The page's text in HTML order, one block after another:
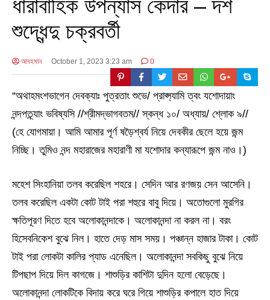
ধারাবাহিক উপন্যাস কেদার – দশ
শুদ্ধেন্দু চক্রবর্তী
আবহমান October 1, 2023 3:23 am 0
“অথাহমংশভাগেন দেবক্যাঃ পুত্রতাং শুভে/ প্রাপ্স্যামি ত্বং যশোদায়াং
নন্দপত্ন্যাং ভবিষ্যসি //শ্রীমদ্ভাগবতম// স্কন্ধ ১০/ অধ্যায়/ শ্লোক ৯//
(হে যোগমায়া। আমি আমার পূর্ণ ষড়ৈশ্বর্য নিয়ে দেবকীর ছেলে হয়ে জন্ম
নিচ্ছি। তুমিও নন্দ মহারাজের মহারাণী মা যশোদার কন্যারূপে জন্ম নাও।)
মহেশ সিংহানিয়া তলব করেছিল শহরে। সেদিন আর রণজয় সেন আসেনি।
তলব করেছিল একটা কোট টাই পরা শহুরে বাবু দিয়ে। অতোগুলো মুরগির
ক্ষতিপূরণ দিতে হবে অলোকানন্দাকে। অলোকানন্দা না করল না। বরং
হিসেবনিকেশ বুঝে নিল। হাতে দেড় মাস সময়। পঞ্চান্ন হাজার টাকা। কোট
টাই পরা লোকটা কালির প্যাড এনেছিল। অলোকানন্দা সবকিছু বুঝে নিয়ে
টিপছাপ দিয়ে দিল কাগজে। শাশুড়ির কাশিটা দুদিন হলো বেড়েছে।
অলোকানন্দা লোকটিকে বিদায় করে ঘরে গিয়ে শাশুড়ির কপালে হাত দিয়ে